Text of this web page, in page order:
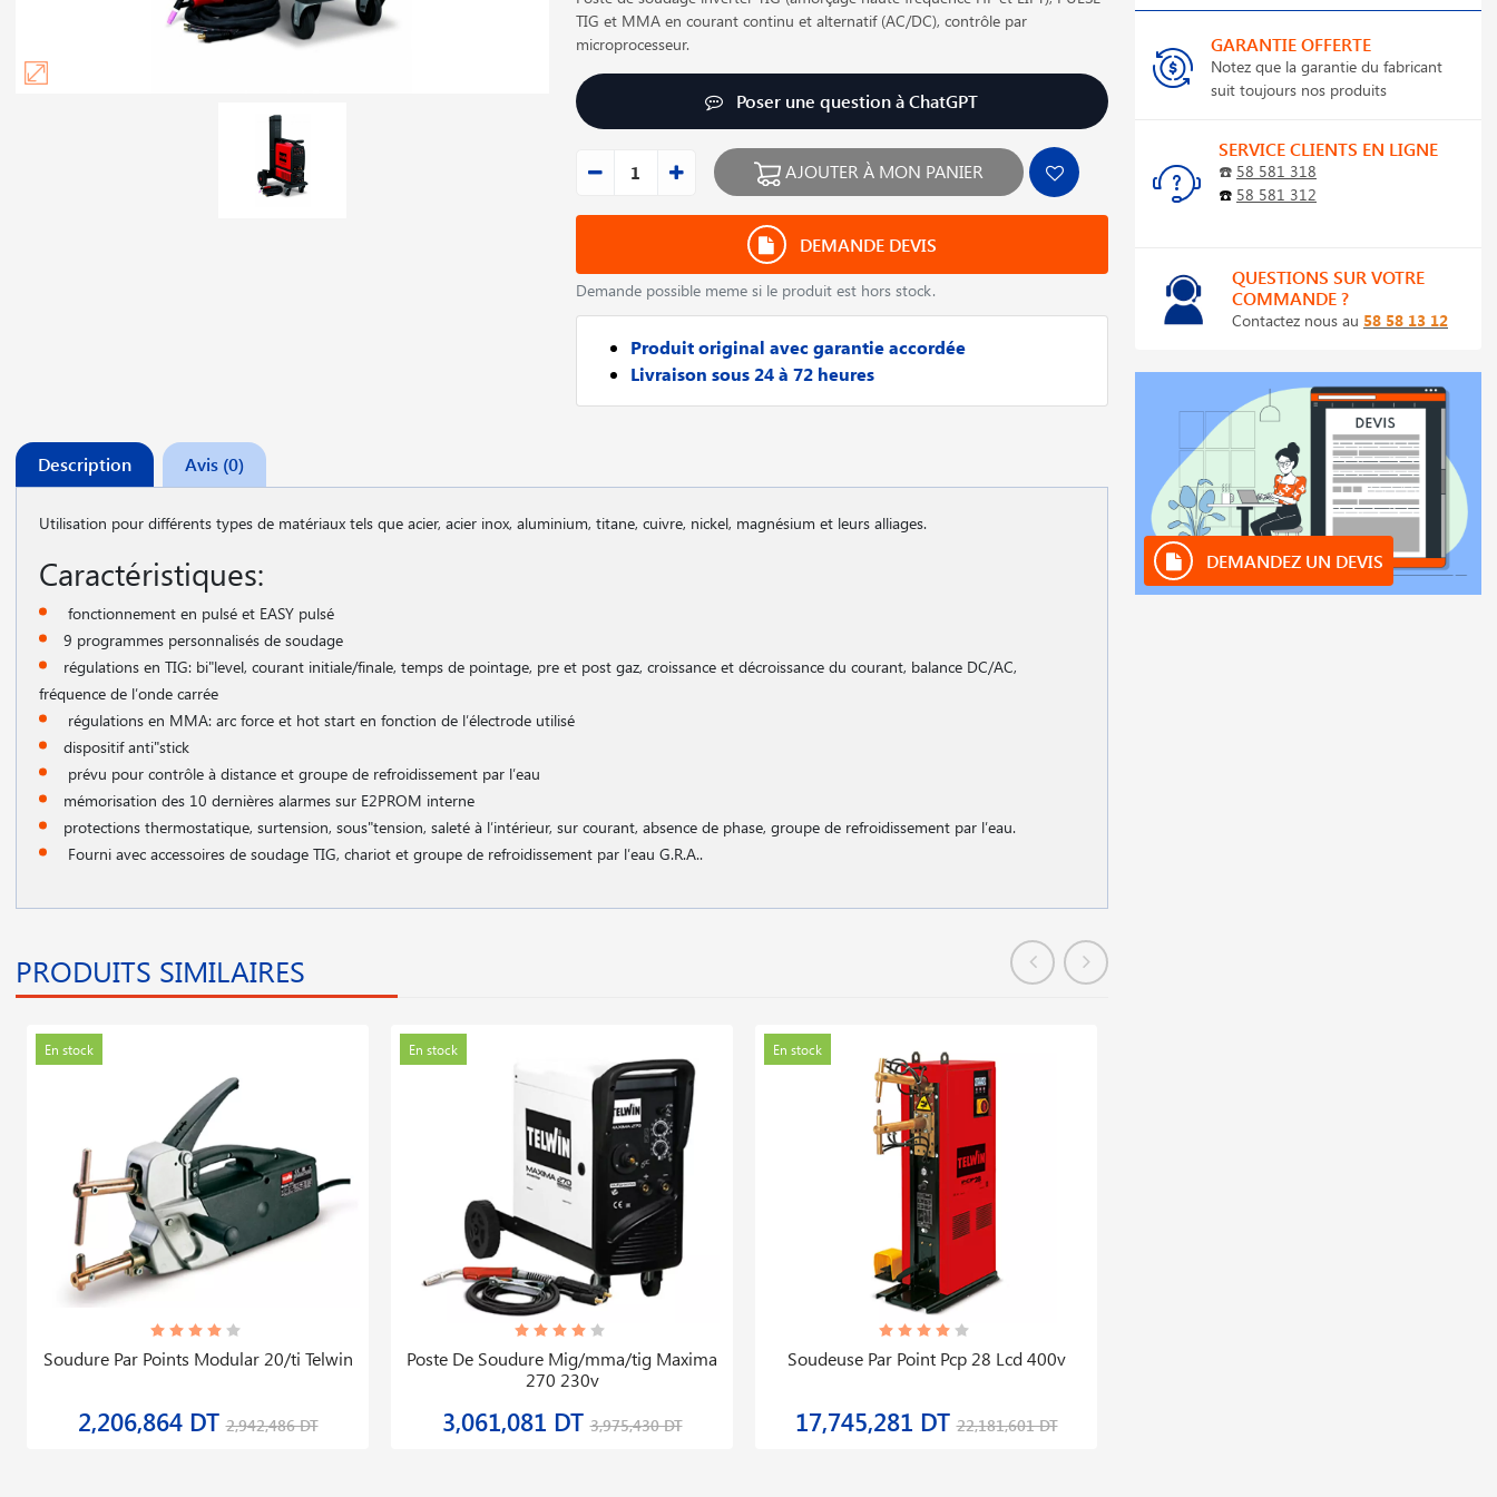
TIG et MMA en courant continu et alternatif (AC/DC), contrôle par
microprocesseur.
Poser une question à ChatGPT
AJOUTER À MON PANIER
DEMANDE DEVIS
Demande possible meme si le produit est hors stock.
Produit original avec garantie accordée
Livraison sous 24 à 72 heures
Description Avis (0)
Utilisation pour différents types de matériaux tels que acier, acier inox, aluminium, titane, cuivre, nickel, magnésium et leurs alliages.
Caractéristiques:
fonctionnement en pulsé et EASY pulsé
9 programmes personnalisés de soudage
régulations en TIG: bi"level, courant initiale/finale, temps de pointage, pre et post gaz, croissance et décroissance du courant, balance DC/AC,
fréquence de l′onde carrée
régulations en MMA: arc force et hot start en fonction de l′électrode utilisé
dispositif anti"stick
prévu pour contrôle à distance et groupe de refroidissement par l′eau
mémorisation des 10 dernières alarmes sur E2PROM interne
protections thermostatique, surtension, sous"tension, saleté à l′intérieur, sur courant, absence de phase, groupe de refroidissement par l′eau.
Fourni avec accessoires de soudage TIG, chariot et groupe de refroidissement par l′eau G.R.A..
PRODUITS SIMILAIRES
En stock
Soudure Par Points Modular 20/ti Telwin
2,206,864 DT2,942,486 DT
En stock
Poste De Soudure Mig/mma/tig Maxima
270 230v
3,061,081 DT3,975,430 DT
En stock
Soudeuse Par Point Pcp 28 Lcd 400v
17,745,281 DT22,181,601 DT
GARANTIE OFFERTE
Notez que la garantie du fabricant
suit toujours nos produits
SERVICE CLIENTS EN LIGNE
☎️ 58 581 318
☎️ 58 581 312
QUESTIONS SUR VOTRE
COMMANDE ?
Contactez nous au 58 58 13 12
DEMANDEZ UN DEVIS